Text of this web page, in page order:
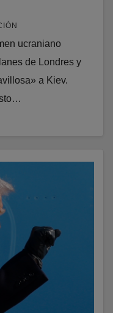
ucraniano
de Londres y
a Kiev.